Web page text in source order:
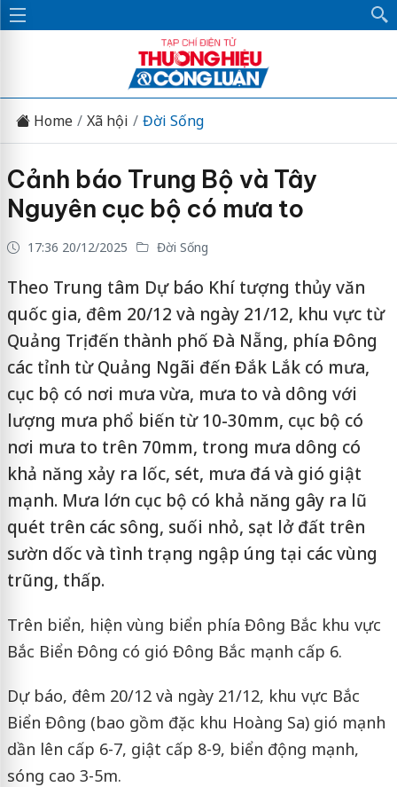
Home Xã hội Đời Sống
Cảnh báo Trung Bộ và Tây
Nguyên cục bộ có mưa to
17:36 20/12/2025 Đời Sống
Theo Trung tâm Dự báo Khí tượng thủy văn
quốc gia, đêm 20/12 và ngày 21/12, khu vực từ
Quảng Trị đến thành phố Đà Nẵng, phía Đông
các tỉnh từ Quảng Ngãi đến Đắk Lắk có mưa,
cục bộ có nơi mưa vừa, mưa to và dông với
lượng mưa phổ biến từ 10-30mm, cục bộ có
nơi mưa to trên 70mm, trong mưa dông có
khả năng xảy ra lốc, sét, mưa đá và gió giật
mạnh. Mưa lớn cục bộ có khả năng gây ra lũ
quét trên các sông, suối nhỏ, sạt lở đất trên
sườn dốc và tình trạng ngập úng tại các vùng
trũng, thấp.
Trên biển, hiện vùng biển phía Đông Bắc khu vực
Bắc Biển Đông có gió Đông Bắc mạnh cấp 6.
Dự báo, đêm 20/12 và ngày 21/12, khu vực Bắc
Biển Đông (bao gồm đặc khu Hoàng Sa) gió mạnh
dần lên cấp 6-7, giật cấp 8-9, biển động mạnh,
sóng cao 3-5m.